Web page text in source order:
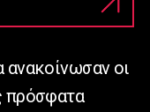
ανακοίνωσαν οι
πρόσφατα